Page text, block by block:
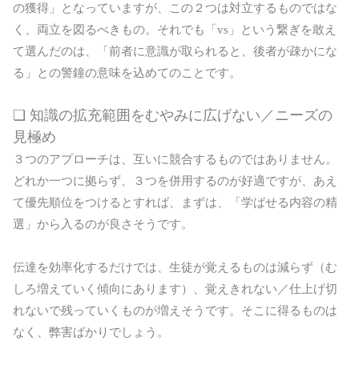
の獲得」となっていますが、この２つは対立するものではな
く、両立を図るべきもの。それでも「vs」という繋ぎを敢え
て選んだのは、「前者に意識が取られると、後者が疎かにな
る」との警鐘の意味を込めてのことです。
❏ 知識の拡充範囲をむやみに広げない／ニーズの
見極め
３つのアプローチは、互いに競合するものではありません。
どれか一つに拠らず、３つを併用するのが好適ですが、あえ
て優先順位をつけるとすれば、まずは、「学ばせる内容の精
選」から入るのが良さそうです。
伝達を効率化するだけでは、生徒が覚えるものは減らず（む
しろ増えていく傾向にあります）、覚えきれない／仕上げ切
れないで残っていくものが増えそうです。そこに得るものは
なく、弊害ばかりでしょう。